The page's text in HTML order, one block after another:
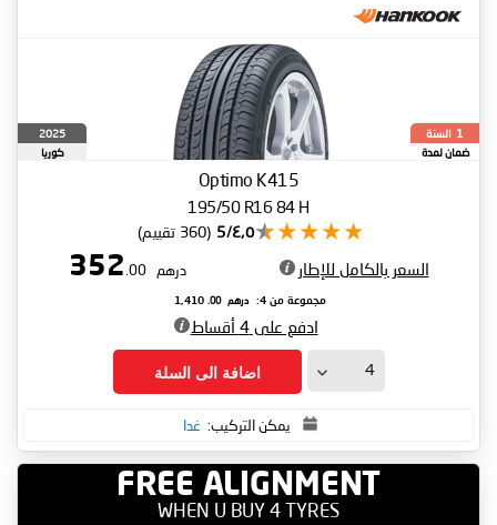
1 السنة
ضمان لمدة
2025
كوريا
Optimo K415
195/50 R16 84 H
٤٫٥/5 (360 تقييم)
السعر بالكامل للإطار درهم 352
.00
مجموعة من 4: درهم 1,410
.00
ادفع على 4 أقساط
اضافة الى السلة
يمكن التركيب: غدا
FREE ALIGNMENT
WHEN U BUY 4 TYRES